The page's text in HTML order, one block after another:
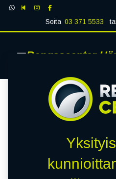
Soita 03 371 5533
Rengascenter